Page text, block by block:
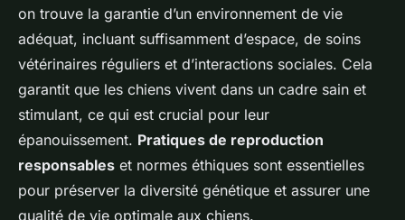
on trouve la garantie d’un environnement de vie
adéquat, incluant suffisamment d’espace, de soins
vétérinaires réguliers et d’interactions sociales. Cela
garantit que les chiens vivent dans un cadre sain et
stimulant, ce qui est crucial pour leur
épanouissement. Pratiques de reproduction
responsables et normes éthiques sont essentielles
pour préserver la diversité génétique et assurer une
qualité de vie optimale aux chiens.